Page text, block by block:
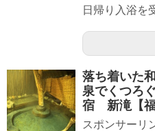
日帰り入浴を
落ち着いた
泉でくつろ
宿 新滝【福
スポンサーリ